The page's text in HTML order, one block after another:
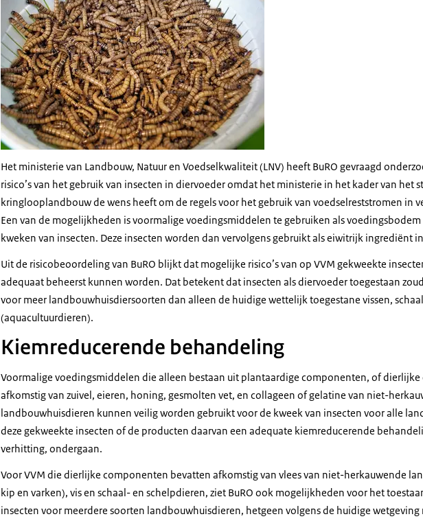
Het ministerie van Landbouw, Natuur en Voedselkwaliteit (LNV) heeft BuRO gevraagd
risico’s van het gebruik van insecten in diervoeder omdat het ministerie in het kader van het
kringlooplandbouw de wens heeft om de regels voor het gebruik van voedselreststromen in
Een van de mogelijkheden is voormalige voedingsmiddelen te gebruiken als
kweken van insecten. Deze insecten worden dan vervolgens gebruikt als eiwitrijk ingrediënt
Uit de risicobeoordeling van BuRO blijkt dat mogelijke risico’s van op VVM gekweekte
adequaat beheerst kunnen worden. Dat betekent dat insecten als diervoeder toegestaan
voor meer landbouwhuisdiersoorten dan alleen de huidige wettelijk toegestane vissen,
(aquacultuurdieren).
Kiemreducerende behandeling
Voormalige voedingsmiddelen die alleen bestaan uit plantaardige componenten, of
afkomstig van zuivel, eieren, honing, gesmolten vet, en collageen of gelatine van niet-
landbouwhuisdieren kunnen veilig worden gebruikt voor de kweek van insecten voor alle
deze gekweekte insecten of de producten daarvan een adequate kiemreducerende
verhitting, ondergaan.
Voor VVM die dierlijke componenten bevatten afkomstig van vlees van niet-herkauwende
kip en varken), vis en schaal- en schelpdieren, ziet BuRO ook mogelijkheden voor het
insecten voor meerdere soorten landbouwhuisdieren, hetgeen volgens de huidige wetgeving